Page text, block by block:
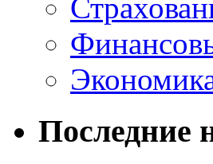
Последние